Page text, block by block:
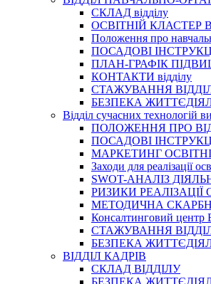
СКЛАД відділу
ОСВІТНІЙ КЛАСТЕР
Положення про
ПОСАДОВІ
ПЛАН-ГРАФІК
КОНТАКТИ відділу
СТАЖУВАННЯ
БЕЗПЕКА
Відділ сучасних технологій
ПОЛОЖЕННЯ ПРО
ПОСАДОВІ
МАРКЕТИНГ
Заходи для реалізації
SWOT-АНАЛІЗ
РИЗИКИ
МЕТОДИЧНА
Консалтинговий
СТАЖУВАННЯ
БЕЗПЕКА
ВІДДІЛ КАДРІВ
СКЛАД ВІДДІЛУ
БЕЗПЕКА